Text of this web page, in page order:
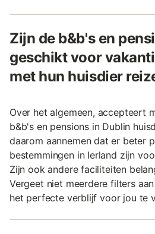
Zijn de b&b's en
geschikt voor
met hun huisdier
Over het algemeen, accepteert
b&b's en pensions in Dublin
daarom aannemen dat er beter
bestemmingen in Ierland zijn
Zijn ook andere faciliteiten
Vergeet niet meerdere filters
het perfecte verblijf voor jou te